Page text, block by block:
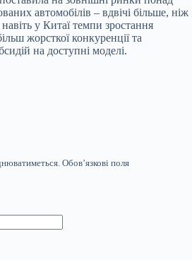
автомобілів – вдвічі більше, ніж
у Китаї темпи зростання
жорсткої конкуренції та
на доступні моделі.
Обов’язкові поля